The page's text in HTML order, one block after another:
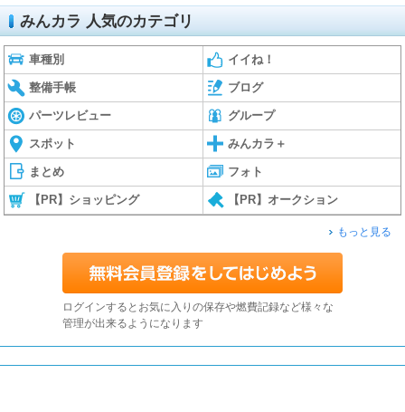
みんカラ 人気のカテゴリ
車種別 イイね！
整備手帳 ブログ
パーツレビュー グループ
スポット みんカラ＋
まとめ フォト
【PR】ショッピング 【PR】オークション
もっと見る
ログインするとお気に入りの保存や燃費記録など様々な
管理が出来るようになります